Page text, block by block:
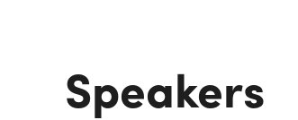
Speakers